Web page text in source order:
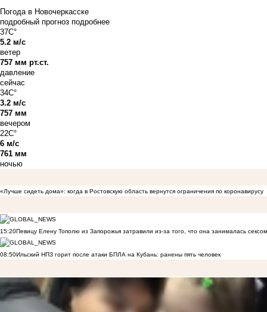
Погода в Новочеркасске
подробный прогноз подробнее
37C°
5.2 м/с
ветер
757 мм рт.ст.
давление
сейчас
34C°
3.2 м/с
757 мм
вечером
22C°
6 м/с
761 мм
ночью
«Лучше сидеть дома»: когда в Ростовскую область вернутся ограничения по коронавирусу
15:20Певицу Елену Тополю из Запорожья затравили из-за того, что она занималась
08:50Ильский НПЗ горит после атаки БПЛА на Кубань: ранены пять человек